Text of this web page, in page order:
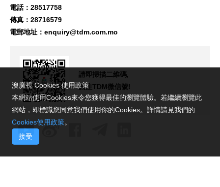
電話：28517758
傳真：28716579
電郵地址： enquiry@tdm.com.mo
請即掃描二維碼,
關注TDM微信號!
澳廣視 Cookies 使用政策
本網站使用Cookies來令您獲得最佳的瀏覽體驗。若繼續瀏覽此
網站，即標識您同意我們使用你的Cookies。詳情請見我們的
Cookies使用政策。
接受